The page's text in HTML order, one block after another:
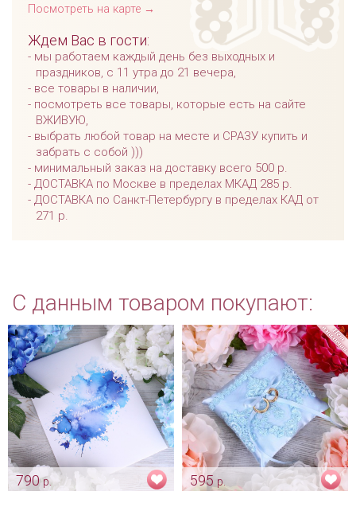
Посмотреть на карте →
Ждем Вас в гости:
мы работаем каждый день без выходных и
праздников, с 11 утра до 21 вечера,
все товары в наличии,
посмотреть все товары, которые есть на сайте
ВЖИВУЮ,
выбрать любой товар на месте и СРАЗУ купить и
забрать с собой )))
минимальный заказ на доставку всего 500 р.
ДОСТАВКА по Москве в пределах МКАД 285 р.
ДОСТАВКА по Санкт-Петербургу в пределах КАД от
271 р.
С данным товаром покупают:
790р.
595 р.